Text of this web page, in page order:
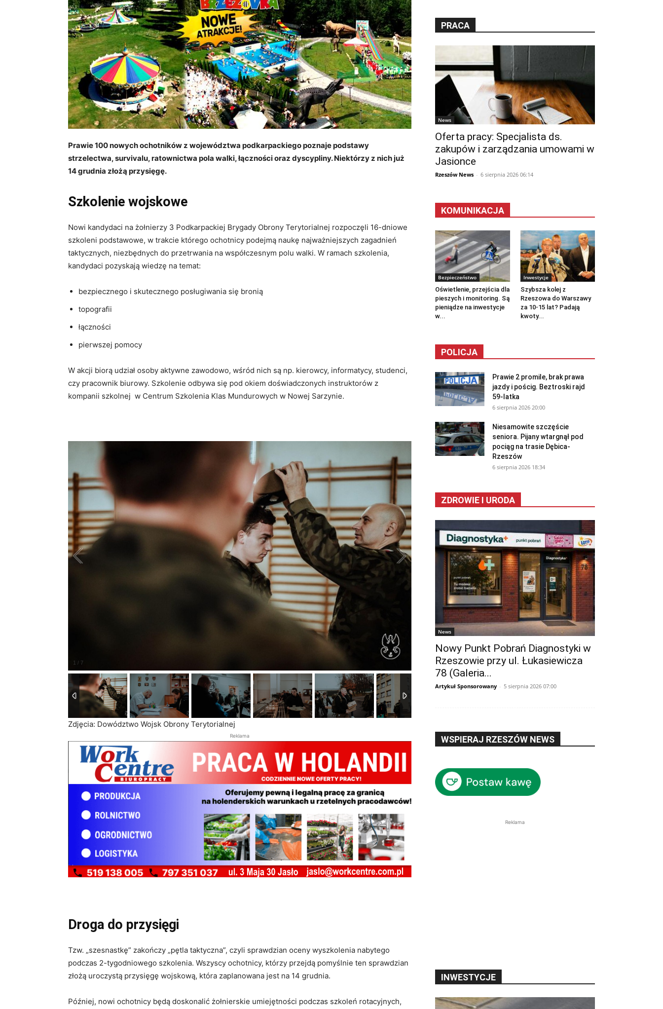
Prawie 100 nowych ochotników z województwa podkarpackiego poznaje podstawy
strzelectwa, survivalu, ratownictwa pola walki, łączności oraz dyscypliny. Niektórzy z nich już
14 grudnia złożą przysięgę.
Szkolenie wojskowe
Nowi kandydaci na żołnierzy 3 Podkarpackiej Brygady Obrony Terytorialnej rozpoczęli 16-dniowe
szkoleni podstawowe, w trakcie którego ochotnicy podejmą naukę najważniejszych zagadnień
taktycznych, niezbędnych do przetrwania na współczesnym polu walki. W ramach szkolenia,
kandydaci pozyskają wiedzę na temat:
bezpiecznego i skutecznego posługiwania się bronią
topografii
łączności
pierwszej pomocy
W akcji biorą udział osoby aktywne zawodowo, wśród nich są np. kierowcy, informatycy, studenci,
czy pracownik biurowy. Szkolenie odbywa się pod okiem doświadczonych instruktorów z
kompanii szkolnej w Centrum Szkolenia Klas Mundurowych w Nowej Sarzynie.
Zdjęcia: Dowództwo Wojsk Obrony Terytorialnej
Reklama
Droga do przysięgi
Tzw. „szesnastkę” zakończy „pętla taktyczna”, czyli sprawdzian oceny wyszkolenia nabytego
podczas 2-tygodniowego szkolenia. Wszyscy ochotnicy, którzy przejdą pomyślnie ten sprawdzian
złożą uroczystą przysięgę wojskową, która zaplanowana jest na 14 grudnia.
Później, nowi ochotnicy będą doskonalić żołnierskie umiejętności podczas szkoleń rotacyjnych,
PRACA
News
Oferta pracy: Specjalista ds.
zakupów i zarządzania umowami w
Jasionce
Rzeszów News - 6 sierpnia 2026 06:14
KOMUNIKACJA
Bezpieczeństwo
Oświetlenie, przejścia dla
pieszych i monitoring. Są
pieniądze na inwestycje
w...
Inwestycje
Szybsza kolej z
Rzeszowa do Warszawy
za 10-15 lat? Padają
kwoty...
POLICJA
Prawie 2 promile, brak prawa
jazdy i pościg. Beztroski rajd
59-latka
6 sierpnia 2026 20:00
Niesamowite szczęście
seniora. Pijany wtargnął pod
pociąg na trasie Dębica-
Rzeszów
6 sierpnia 2026 18:34
ZDROWIE I URODA
News
Nowy Punkt Pobrań Diagnostyki w
Rzeszowie przy ul. Łukasiewicza
78 (Galeria...
Artykuł Sponsorowany - 5 sierpnia 2026 07:00
WSPIERAJ RZESZÓW NEWS
Reklama
INWESTYCJE